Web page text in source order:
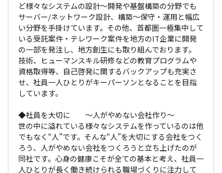
ど様々なシステムの設計～開発や基盤構築の分野でも
サーバー/ネットワーク設計、構築～保守・運用と幅広
い分野を手掛けています。その他、首都圏一極集中して
いる受託案件・テレワーク案件を地方のIT企業に開発
の一部を発注し、地方創生にも取り組んでおります。
技術、ヒューマンスキル研修などの教育プログラムや
資格取得等、自己啓発に関するバックアップも充実さ
せ、社員一人ひとりがキーパーソンとなることを目指
しています。
◆社員を大切に　　～人がやめない会社作り～
世の中に溢れている様々なシステムを作っているのは他
でもなく“人”です。そんな“人”を大切にする会社をつく
ろう、人がやめない会社をつくろうと立ち上げたのが
同社です。心身の健康こそが全ての基本と考え、社員一
人ひとりが長く働き続けられる職場づくりに注力して